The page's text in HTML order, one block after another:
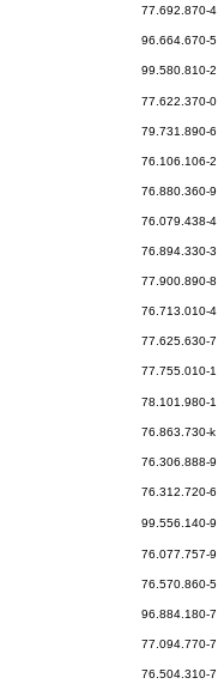
77.692.870-4
96.664.670-5
99.580.810-2
77.622.370-0
79.731.890-6
76.106.106-2
76.880.360-9
76.079.438-4
76.894.330-3
77.900.890-8
76.713.010-4
77.625.630-7
77.755.010-1
78.101.980-1
76.863.730-k
76.306.888-9
76.312.720-6
99.556.140-9
76.077.757-9
76.570.860-5
96.884.180-7
77.094.770-7
76.504.310-7